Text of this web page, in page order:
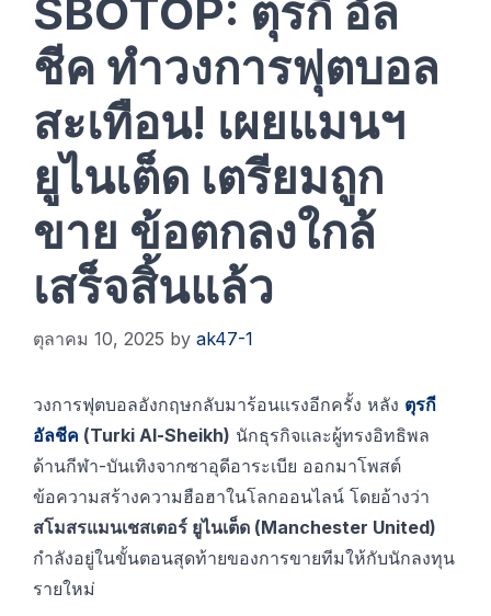
SBOTOP: ตุรกี อัล
ชีค ทำวงการฟุตบอล
สะเทือน! เผยแมนฯ
ยูไนเต็ด เตรียมถูก
ขาย ข้อตกลงใกล้
เสร็จสิ้นแล้ว
ตุลาคม 10, 2025 by ak47-1
วงการฟุตบอลอังกฤษกลับมาร้อนแรงอีกครั้ง หลัง ตุรกี
อัลชีค (Turki Al-Sheikh) นักธุรกิจและผู้ทรงอิทธิพล
ด้านกีฬา-บันเทิงจากซาอุดีอาระเบีย ออกมาโพสต์
ข้อความสร้างความฮือฮาในโลกออนไลน์ โดยอ้างว่า
สโมสรแมนเชสเตอร์ ยูไนเต็ด (Manchester United)
กำลังอยู่ในขั้นตอนสุดท้ายของการขายทีมให้กับนักลงทุน
รายใหม่